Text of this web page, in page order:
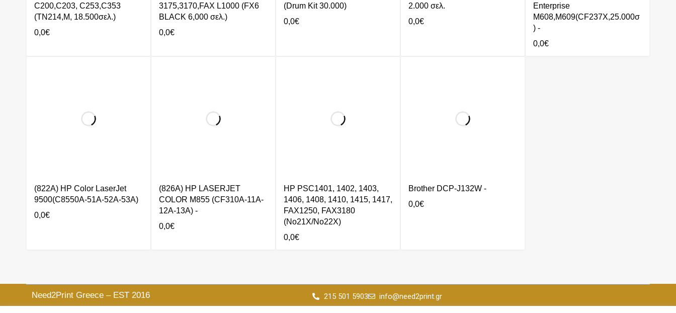
C200,C203, C253,C353
(TN214,M, 18.500σελ.)
0,0€
3175,3170,FAX L1000 (FX6
BLACK 6,000 σελ.)
0,0€
(Drum Kit 30.000)
0,0€
2.000 σελ.
0,0€
Enterprise
M608,M609(CF237X,25.000σ
) -
0,0€
(822Α) HP Color LaserJet
9500(C8550A-51Α-52Α-53Α)
0,0€
(826A) HP LASERJET
COLOR M855 (CF310A-11A-
12A-13A) -
0,0€
HP PSC1401, 1402, 1403,
1406, 1408, 1410, 1415, 1417,
FAX1250, FAX3180
(No21X/No22X)
0,0€
Brother DCP-J132W -
0,0€
Need2Print Greece – EST 2016
215 501 5903 info@need2print.gr